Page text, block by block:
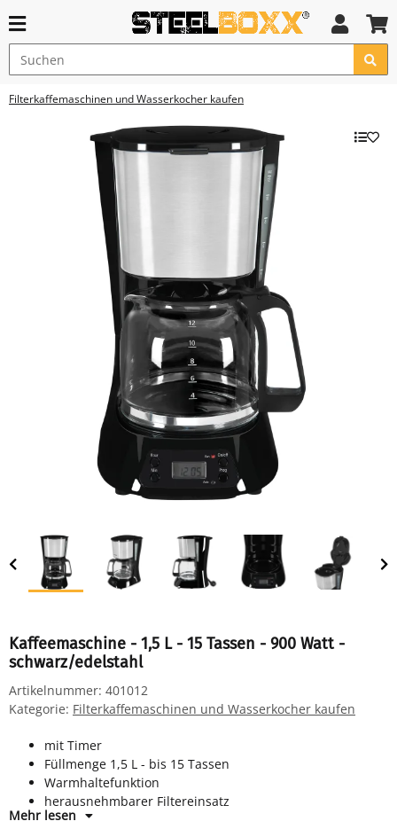
Filterkaffemaschinen und Wasserkocher kaufen
Kaffeemaschine - 1,5 L - 15 Tassen - 900 Watt -
schwarz/edelstahl
Artikelnummer: 401012
Kategorie: Filterkaffemaschinen und Wasserkocher kaufen
mit Timer
Füllmenge 1,5 L - bis 15 Tassen
Warmhaltefunktion
herausnehmbarer Filtereinsatz
900 Watt Leistung
Mehr lesen